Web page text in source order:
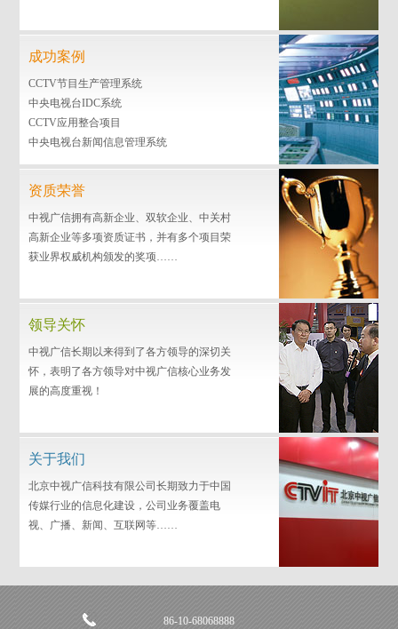
成功案例
CCTV节目生产管理系统
中央电视台IDC系统
CCTV应用整合项目
中央电视台新闻信息管理系统
资质荣誉
中视广信拥有高新企业、双软企业、中关村
高新企业等多项资质证书，并有多个项目荣
获业界权威机构颁发的奖项……
领导关怀
中视广信长期以来得到了各方领导的深切关
怀，表明了各方领导对中视广信核心业务发
展的高度重视！
关于我们
北京中视广信科技有限公司长期致力于中国
传媒行业的信息化建设，公司业务覆盖电
视、广播、新闻、互联网等……
86-10-68068888